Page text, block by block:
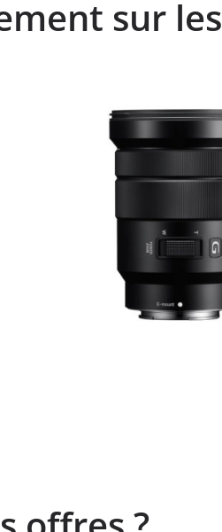
sur les